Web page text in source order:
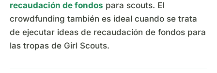
recaudación de fondos para scouts. El
crowdfunding también es ideal cuando se trata
de ejecutar ideas de recaudación de fondos para
las tropas de Girl Scouts.